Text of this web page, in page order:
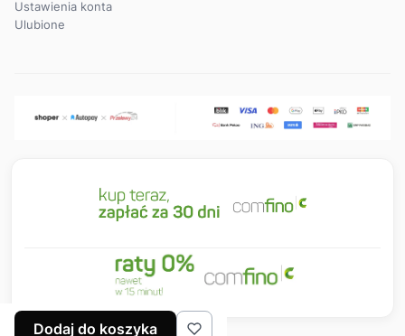
Ustawienia konta
Ulubione
Dodaj do koszyka